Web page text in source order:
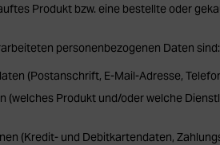
Produkt bzw. eine bestellte oder
personenbezogenen Daten sind:
(Postanschrift, E-Mail-Adresse,
(welches Produkt und/oder welche
(Kredit- und Debitkartendaten,